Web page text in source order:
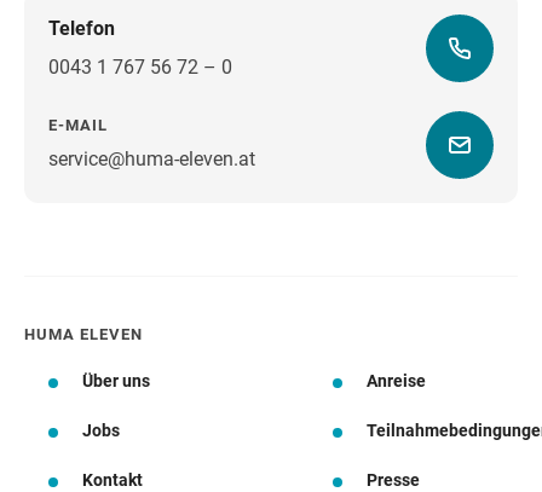
Telefon
0043 1 767 56 72 – 0
E-MAIL
service@huma-eleven.atWegbeschreibung
HUMA ELEVEN
Über uns Anreise
Jobs
Kontakt Presse